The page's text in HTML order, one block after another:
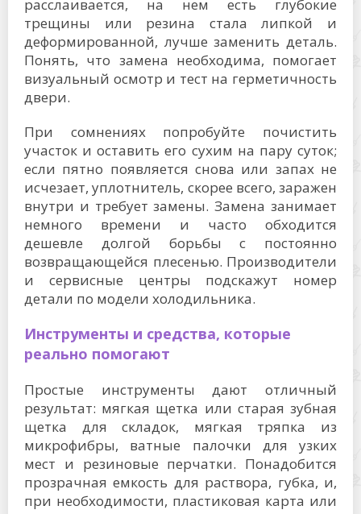
расслаивается, на нем есть глубокие
трещины или резина стала липкой и
деформированной, лучше заменить деталь.
Понять, что замена необходима, помогает
визуальный осмотр и тест на герметичность
двери.
При сомнениях попробуйте почистить
участок и оставить его сухим на пару суток;
если пятно появляется снова или запах не
исчезает, уплотнитель, скорее всего, заражен
внутри и требует замены. Замена занимает
немного времени и часто обходится
дешевле долгой борьбы с постоянно
возвращающейся плесенью. Производители
и сервисные центры подскажут номер
детали по модели холодильника.
Инструменты и средства, которые
реально помогают
Простые инструменты дают отличный
результат: мягкая щетка или старая зубная
щетка для складок, мягкая тряпка из
микрофибры, ватные палочки для узких
мест и резиновые перчатки. Понадобится
прозрачная емкость для раствора, губка, и,
при необходимости, пластиковая карта или